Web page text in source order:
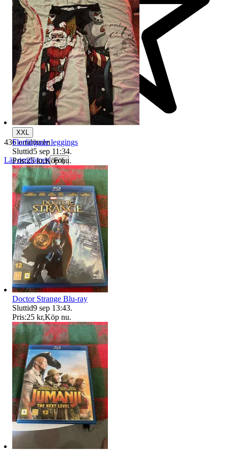
436 omdömen
Läs omdömen Följ
XXL
Flerfärgade leggings
Sluttid5 sep 11:34.
Pris:25 kr,Köp nu.
Doctor Strange Blu-ray
Sluttid9 sep 13:43.
Pris:25 kr,Köp nu.